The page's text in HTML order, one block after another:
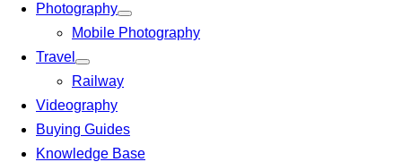
Photography
Mobile Photography
Travel
Railway
Videography
Buying Guides
Knowledge Base